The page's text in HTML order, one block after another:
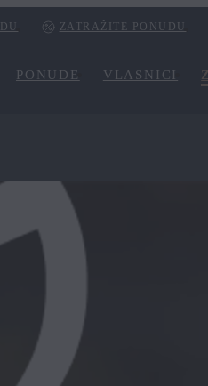
ZATRAŽITE PONUDU
PONUDE VLASNICI